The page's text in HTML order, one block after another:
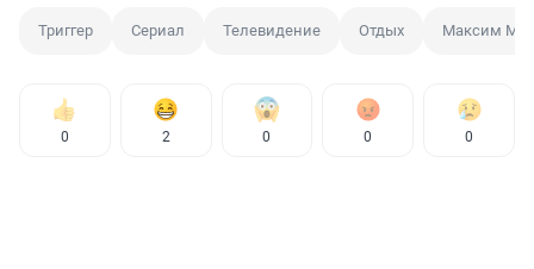
Триггер Сериал Телевидение Отдых Максим
0 2 0 0 0